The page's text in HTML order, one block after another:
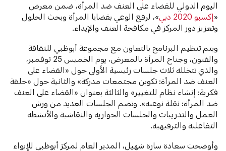
اليوم الدولي للقضاء على العنف ضد المرأة، ضمن معرض
«إكسبو 2020 دبي
»، لرفع الوعي بقضايا المرأة وبحث الحلول
وتعزيز دور المركز في مكافحة العنف والإيذاء.
ويتم تنظيم البرنامج بالتعاون مع مجموعة أبوظبي للثقافة
والفنون، وجناح المرأة بالمعرض، يوم الخميس 25 نوفمبر،
والذي تتخلله ثلاث جلسات رئيسية الأولى حول «القضاء على
العنف ضد المرأة: تكوين مجتمعات مدركة» والثانية حول «حلقة
فكرية: إنشاء نظام للتغيير» والثالثة بعنوان «القضاء على العنف
ضد المرأة: نقلة نوعية». وتضم الجلسات العديد من ورش
العمل والتدريبات والجلسات الحوارية والنقاشية والأنشطة
التفاعلية والترفيهية.
وأوضحت سعادة سارة شهيل، المدير العام لمركز أبوظبي للإيواء